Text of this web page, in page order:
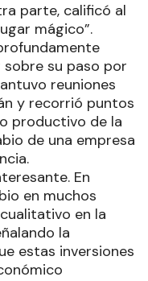
parte, calificó al
mágico”.
su paso por
reuniones
y recorrió puntos
productivo de la
de una empresa
En
en muchos
en la
la
estas inversiones